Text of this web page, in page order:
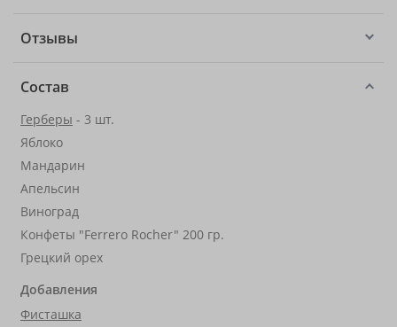
Отзывы
Состав
Герберы - 3 шт.
Яблоко
Мандарин
Апельсин
Виноград
Конфеты "Ferrero Rocher" 200 гр.
Грецкий орех
Добавления
Фисташка